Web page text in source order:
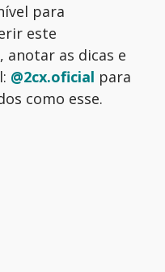
para
este
as dicas e
@2cx.oficial para
como esse.